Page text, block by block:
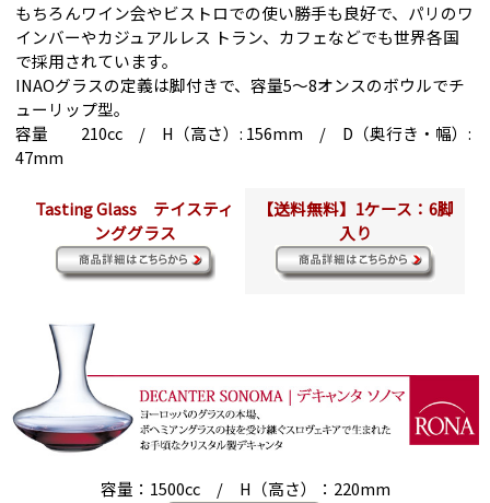
もちろんワイン会やビストロでの使い勝手も良好で、パリのワ
インバーやカジュアルレス トラン、カフェなどでも世界各国
で採用されています。
INAOグラスの定義は脚付きで、容量5～8オンスのボウルでチ
ューリップ型。
容量 210cc / H（高さ）: 156mm / D（奥行き・幅）:
47mm
Tasting Glass テイスティ
ンググラス
【送料無料】1ケース：6脚
入り
容量：1500cc / H（高さ）：220mm